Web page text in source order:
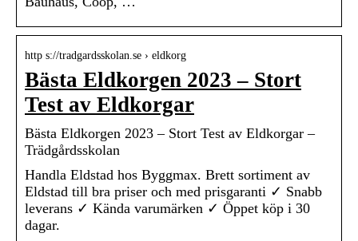
http s://tradgardsskolan.se › eldkorg
Bästa Eldkorgen 2023 – Stort
Test av Eldkorgar
Bästa Eldkorgen 2023 – Stort Test av Eldkorgar –
Trädgårdsskolan
Handla Eldstad hos Byggmax. Brett sortiment av
Eldstad till bra priser och med prisgaranti ✓ Snabb
leverans ✓ Kända varumärken ✓ Öppet köp i 30
dagar.